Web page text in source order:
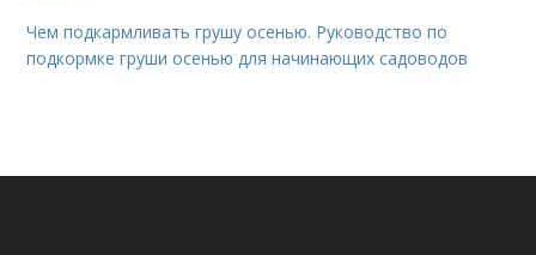
Чем подкармливать грушу осенью. Руководство по
подкормке груши осенью для начинающих садоводов